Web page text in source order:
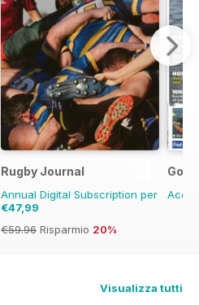
Rugby Journal
Annual Digital Subscription per
€47,99
€59.96 Risparmio 20%
Go
Visualizza tutti